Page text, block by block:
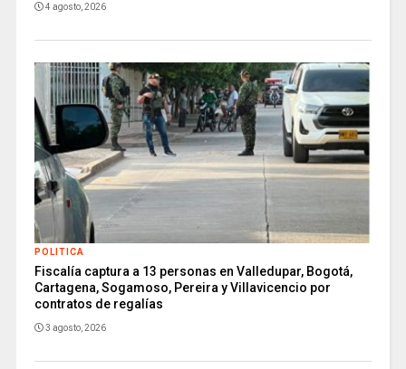
4 agosto, 2026
POLITICA
Fiscalía captura a 13 personas en Valledupar, Bogotá,
Cartagena, Sogamoso, Pereira y Villavicencio por
contratos de regalías
3 agosto, 2026